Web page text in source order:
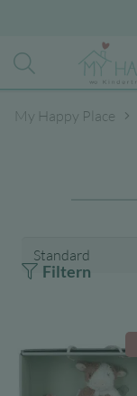
My Happy Place
Filtern